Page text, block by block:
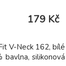
179 Kč
V-Neck 162, bílé
bavlna, silikonová